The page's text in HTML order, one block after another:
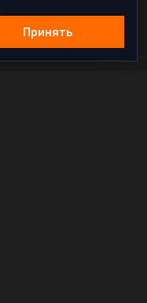
Принять